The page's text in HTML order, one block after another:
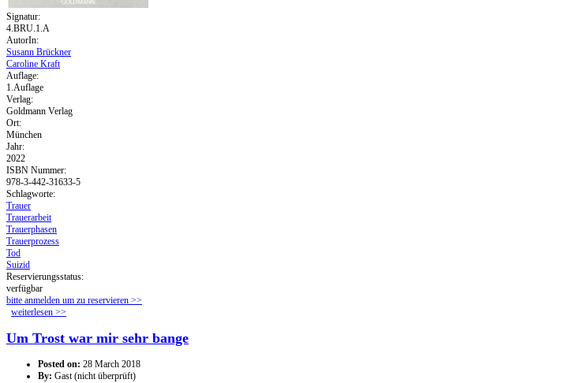
Signatur:
4.BRU.1.A
AutorIn:
Susann Brückner
Caroline Kraft
Auflage:
1.Auflage
Verlag:
Goldmann Verlag
Ort:
München
Jahr:
2022
ISBN Nummer:
978-3-442-31633-5
Schlagworte:
Trauer
Trauerarbeit
Trauerphasen
Trauerprozess
Tod
Suizid
Reservierungsstatus:
verfügbar
bitte anmelden um zu reservieren >>
weiterlesen über endlich.
>>
Um Trost war mir sehr bange
Posted on: 28 March 2018
By: Gast (nicht überprüft)